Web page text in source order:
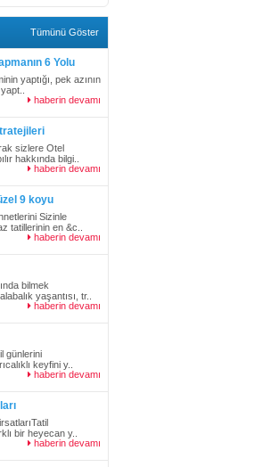
Tümünü Göster
6 Yolu
yaptığı, pek azının
haberin devamı
sizlere Otel
hakkında bilgi..
haberin devamı
9 koyu
Sizinle
tatillerinin en &c..
haberin devamı
bilmek
yaşantısı, tr..
haberin devamı
günlerini
keyfini y..
haberin devamı
bir heyecan y..
haberin devamı